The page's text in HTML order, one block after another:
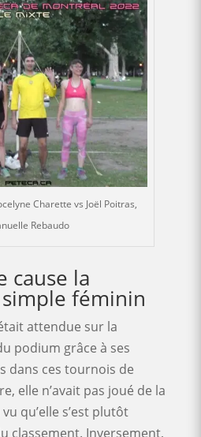
Charette vs Joël Poitras,
Rebaudo
cause la
féminin
attendue sur la
podium grâce à ses
dans ces tournois de
elle n’avait pas joué de la
qu’elle s’est plutôt
classement. Inversement,